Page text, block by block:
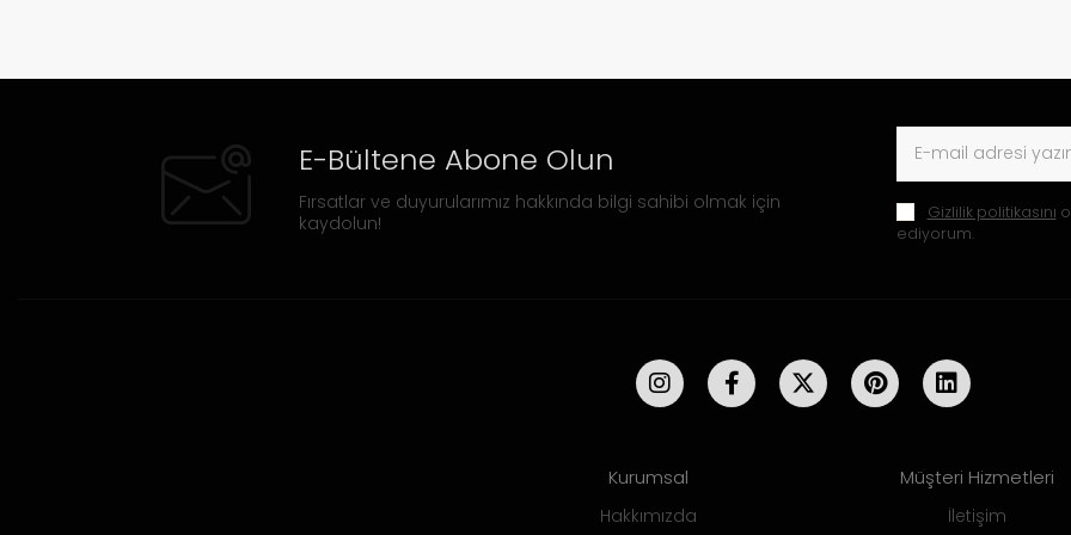
E-Bültene Abone Olun
Fırsatlar ve duyurularımız hakkında bilgi sahibi olmak için
kaydolun!
Gizlilik politikasını
ediyorum.
Kurumsal
Hakkımızda
Müşteri Hizmetleri
İletişim